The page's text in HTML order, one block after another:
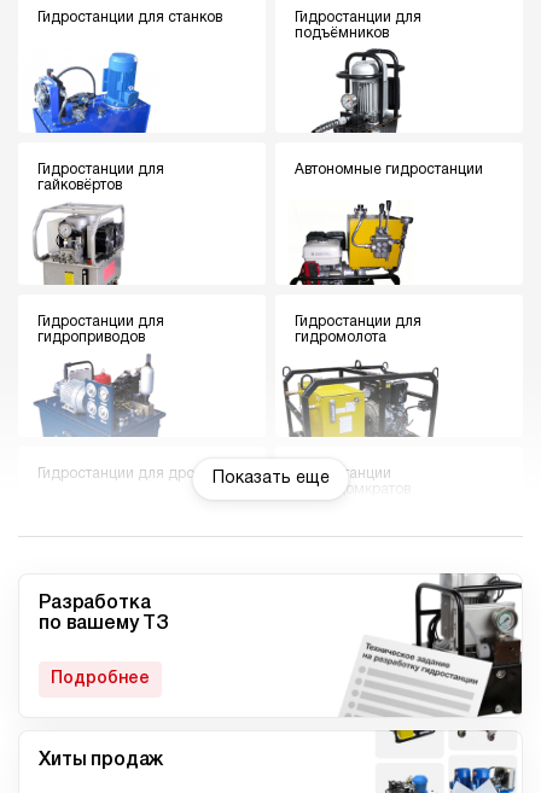
Гидростанции для станков
Гидростанции для
подъёмников
Гидростанции для
гайковёртов
Автономные гидростанции
Гидростанции для
гидроприводов
Гидростанции для
гидромолота
Гидростанции для дровокола
Гидростанции
гидродомкратов
Гидростанции для токарного
Мини гидростанции
Компактные гидростанции
Показать еще
Разработка
по вашему ТЗ
Подробнее
Хиты продаж